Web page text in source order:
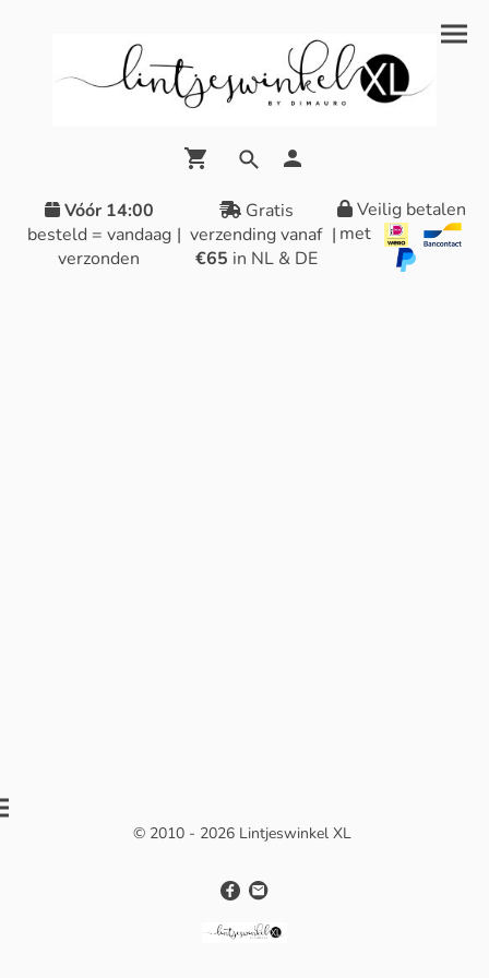
Vóór 14:00
besteld = vandaag
verzonden
|
Gratis
verzending vanaf
€65 in NL & DE
|
Veilig betalen
met
© 2010 - 2026 Lintjeswinkel XL